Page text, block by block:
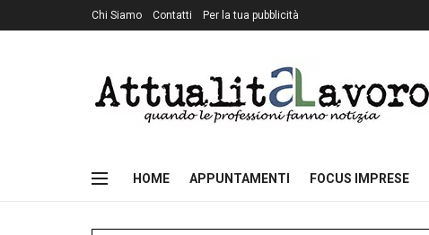
Chi Siamo Contatti Per la tua pubblicità
HOME APPUNTAMENTI FOCUS IMPRESE